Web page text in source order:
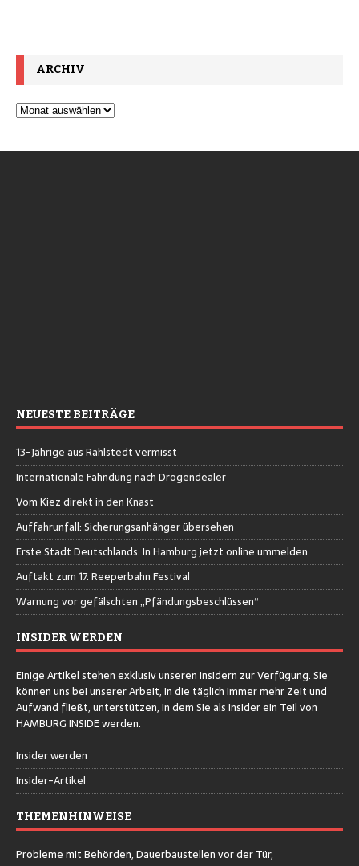
ARCHIV
NEUESTE BEITRÄGE
13-Jährige aus Rahlstedt vermisst
Internationale Fahndung nach Drogendealer
Vom Kiez direkt in den Knast
Auffahrunfall: Sicherungsanhänger übersehen
Erste Stadt Deutschlands: In Hamburg jetzt online ummelden
Auftakt zum 17. Reeperbahn Festival
Warnung vor gefälschten „Pfändungsbeschlüssen“
INSIDER WERDEN
Einige Artikel stehen exklusiv unseren Insidern zur Verfügung. Sie
können uns bei unserer Arbeit, in die täglich immer mehr Zeit und
Aufwand fließt, unterstützen, in dem Sie als Insider ein Teil von
HAMBURG INSIDE werden.
Insider werden
Insider-Artikel
THEMENHINWEISE
Probleme mit Behörden, Dauerbaustellen vor der Tür,